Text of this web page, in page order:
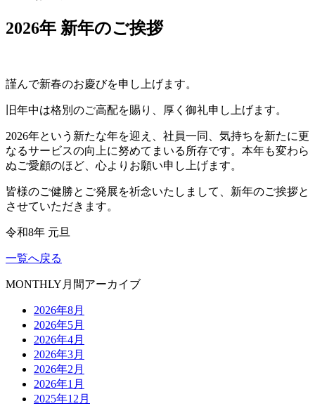
2026年 新年のご挨拶
謹んで新春のお慶びを申し上げます。
旧年中は格別のご高配を賜り、厚く御礼申し上げます。
2026年という新たな年を迎え、社員一同、気持ちを新たに更
なるサービスの向上に努めてまいる所存です。本年も変わら
ぬご愛顧のほど、心よりお願い申し上げます。
皆様のご健勝とご発展を祈念いたしまして、新年のご挨拶と
させていただきます。
令和8年 元旦
一覧へ戻る
MONTHLY 月間アーカイブ
2026年8月
2026年5月
2026年4月
2026年3月
2026年2月
2026年1月
2025年12月